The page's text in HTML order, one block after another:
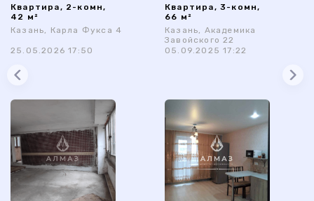
Квартира, 2-комн,
42 м²
Казань, Карла Фукса 4
25.05.2026 17:50
Квартира, 3-комн,
66 м²
Казань, Академика
Завойского 22
05.09.2025 17:22